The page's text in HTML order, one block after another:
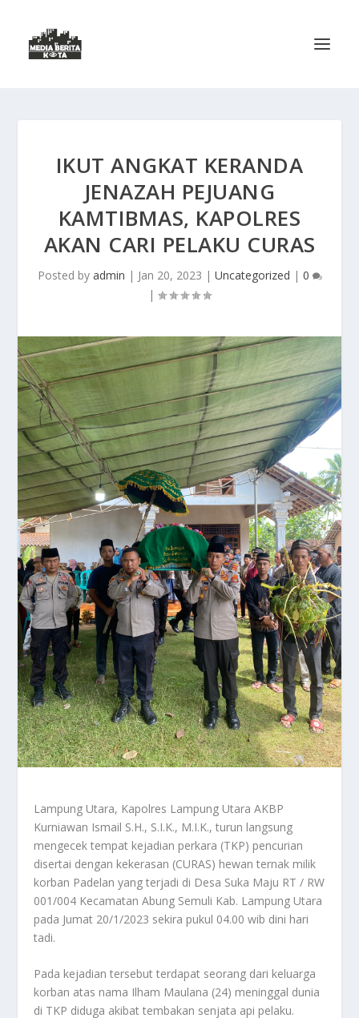
IKUT ANGKAT KERANDA
JENAZAH PEJUANG
KAMTIBMAS, KAPOLRES
AKAN CARI PELAKU CURAS
Posted by admin | Jan 20, 2023 | Uncategorized | 0
|
Lampung Utara, Kapolres Lampung Utara AKBP
Kurniawan Ismail S.H., S.I.K., M.I.K., turun langsung
mengecek tempat kejadian perkara (TKP) pencurian
disertai dengan kekerasan (CURAS) hewan ternak milik
korban Padelan yang terjadi di Desa Suka Maju RT / RW
001/004 Kecamatan Abung Semuli Kab. Lampung Utara
pada Jumat 20/1/2023 sekira pukul 04.00 wib dini hari
tadi.
Pada kejadian tersebut terdapat seorang dari keluarga
korban atas nama Ilham Maulana (24) meninggal dunia
di TKP diduga akibat tembakan senjata api pelaku.